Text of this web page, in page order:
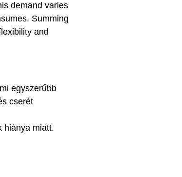
demand varies
Summing
and
egyszerűbb
cserét
hiánya miatt.